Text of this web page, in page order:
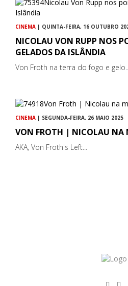
CINEMA | QUINTA-FEIRA, 16 OUTUBRO
NICOLAU VON RUPP NOS
GELADOS DA ISLÂNDIA
Von Froth na terra do fogo e
CINEMA | SEGUNDA-FEIRA, 26 MAIO 2025
VON FROTH | NICOLAU NA
AKA, Von Froth's Left...